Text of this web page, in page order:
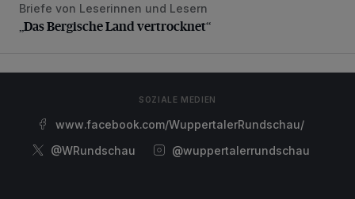
„Das Bergische Land vertrocknet“
Briefe von Leserinnen und Lesern
„Das Bergische Land vertrocknet“
SOZIALE MEDIEN
www.facebook.com/WuppertalerRundschau/
@WRundschau
@wuppertalerrundschau